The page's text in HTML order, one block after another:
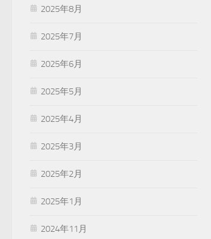
2025年8月
2025年7月
2025年6月
2025年5月
2025年4月
2025年3月
2025年2月
2025年1月
2024年11月